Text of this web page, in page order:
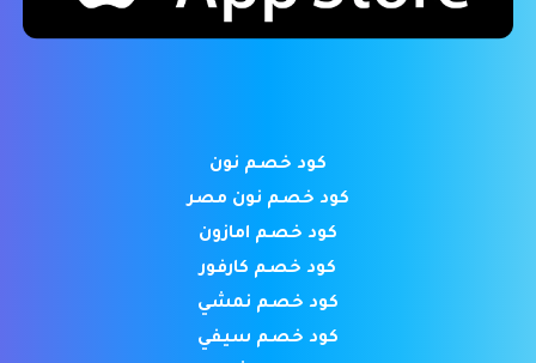
كود خصم نون
كود خصم نون مصر
كود خصم امازون
كود خصم كارفور
كود خصم نمشي
كود خصم سيفي